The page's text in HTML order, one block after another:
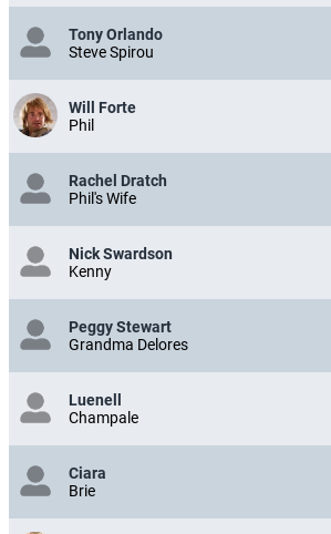
Tony Orlando
Steve Spirou
Will Forte
Phil
Rachel Dratch
Phil's Wife
Nick Swardson
Kenny
Peggy Stewart
Grandma Delores
Luenell
Champale
Ciara
Brie